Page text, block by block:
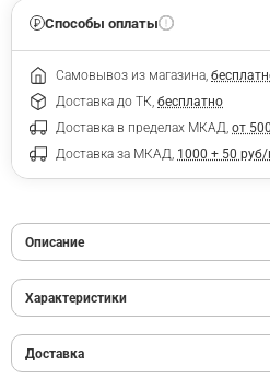
Способы оплаты
Самовывоз из магазина,
Доставка до ТК, бесплатно
Доставка в пределах МКАД, от
Доставка за МКАД, 1000 + 50
Описание
Характеристики
Доставка